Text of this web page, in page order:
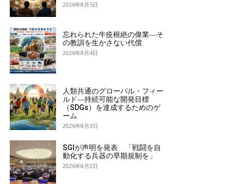
2026年8月5日
忘れられた牛疫根絶の偉業―そ
の教訓を生かさない代償
2026年8月4日
人類共通のグローバル・フィー
ルド―持続可能な開発目標
（SDGs）を達成するためのゲ
ーム
2026年8月3日
SGIが声明を発表 「戦闘を自
動化する兵器の早期規制を」
2026年8月2日